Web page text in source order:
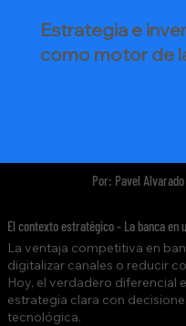
Estrategia e
como motor de
Por: Pavel Alvarado
El contexto estratégico - La banca en
La ventaja competitiva en
digitalizar canales o reducir
Hoy, el verdadero diferencial
estrategia clara con
tecnológica.